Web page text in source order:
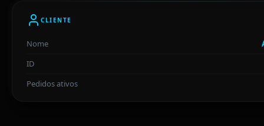
CLIENTE
Nome
ID
Pedidos ativos